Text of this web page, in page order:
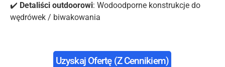
✔️ Detaliści outdoorowi: Wodoodporne konstrukcje do
wędrówek / biwakowania
Uzyskaj Ofertę (z Cennikiem)